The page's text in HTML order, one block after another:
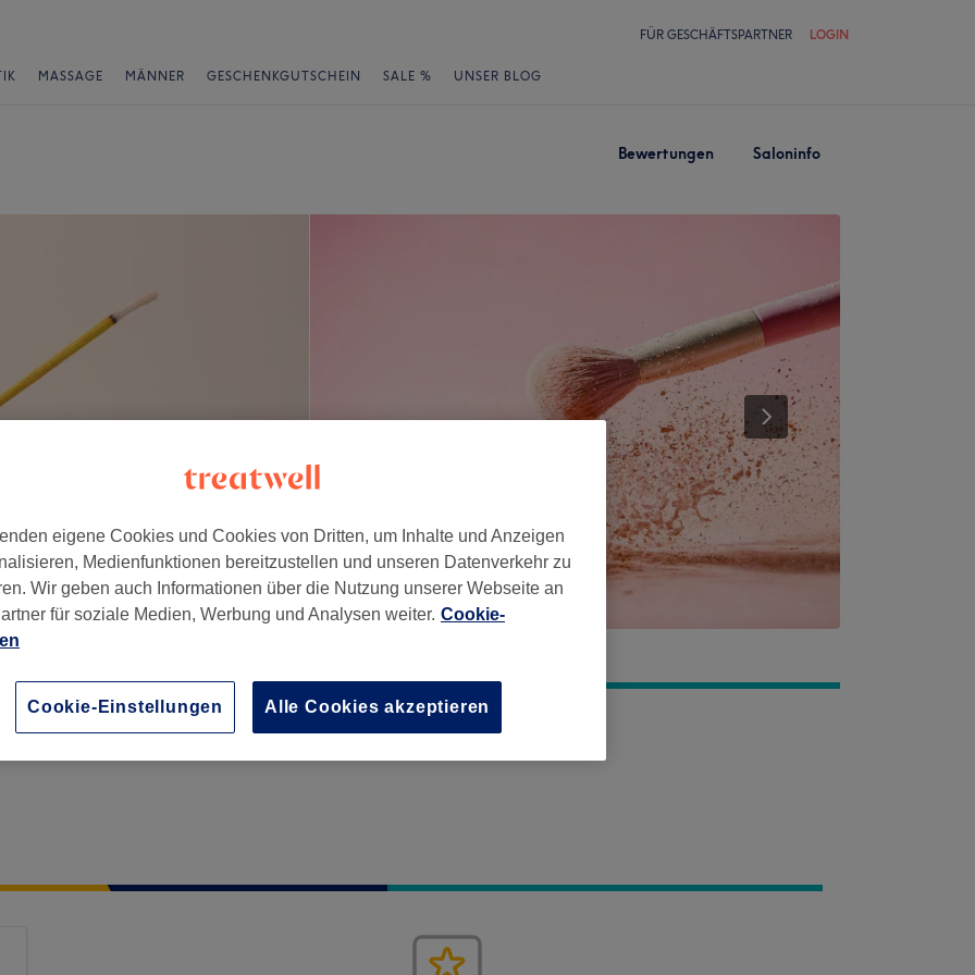
FÜR GESCHÄFTSPARTNER LOGIN
MASSAGE MÄNNER GESCHENKGUTSCHEIN SALE % UNSER BLOG
Bewertungen Saloninfo
28259
eigene Cookies und Cookies von Dritten, um Inhalte und Anzeigen
Medienfunktionen bereitzustellen und unseren Datenverkehr zu
Wir geben auch Informationen über die Nutzung unserer Webseite an
für soziale Medien, Werbung und Analysen weiter. Cookie-
Cookie-Einstellungen Alle Cookies akzeptieren